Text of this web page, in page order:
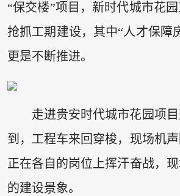
“保交楼”项目，新时代城市花
抢抓工期建设，其中“人才保障
更是不断推进。
走进贵安时代城市花园项
到，工程车来回穿梭，现场机
正在各自的岗位上挥汗奋战，
的建设景象。